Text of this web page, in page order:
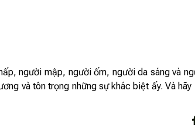
người mập, người ốm, người da sáng và
và tôn trọng những sự khác biệt ấy. Và hãy